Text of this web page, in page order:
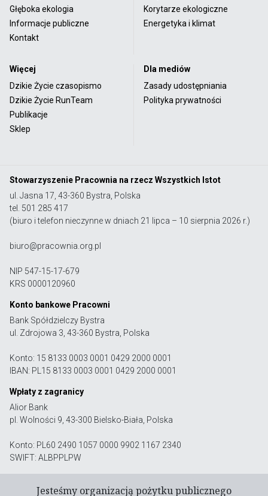
Głęboka ekologia
Informacje publiczne
Kontakt
Korytarze ekologiczne
Energetyka i klimat
Więcej
Dzikie Życie czasopismo
Dzikie Życie RunTeam
Publikacje
Sklep
Dla mediów
Zasady udostępniania
Polityka prywatności
Stowarzyszenie Pracownia na rzecz Wszystkich Istot
ul. Jasna 17, 43-360 Bystra, Polska
tel. 501 285 417
(biuro i telefon nieczynne w dniach 21 lipca – 10 sierpnia 2026 r.)
biuro@pracownia.org.pl
NIP 547-15-17-679
KRS 0000120960
Konto bankowe Pracowni
Bank Spółdzielczy Bystra
ul. Zdrojowa 3, 43-360 Bystra, Polska
Konto: 15 8133 0003 0001 0429 2000 0001
IBAN: PL15 8133 0003 0001 0429 2000 0001
Wpłaty z zagranicy
Alior Bank
pl. Wolności 9, 43-300 Bielsko-Biała, Polska
Konto: PL60 2490 1057 0000 9902 1167 2340
SWIFT: ALBPPLPW
Jesteśmy organizacją pożytku publicznego